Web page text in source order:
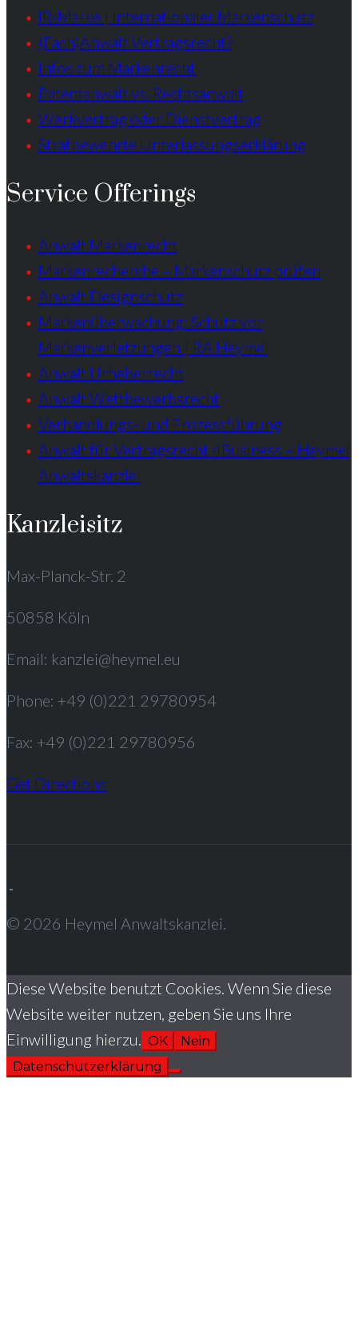
IR-Marke | Internationaler Markenschutz
(Fach)Anwalt Vertragsrecht?
Infos zum Markenrecht
Patentanwalt vs. Rechtsanwalt
Werkvertrag oder Dienstvertrag
Strafbewehrte Unterlassungserklärung
Service Offerings
Anwalt Markenrecht
Markenrecherche – Markenschutz prüfen
Anwalt Designschutz
Markenüberwachung: Schutz vor
Markenverletzungen | RA Heymel
Anwalt Urheberrecht
Anwalt Wettbewerbsrecht
Verhandlungs- und Prozessführung
Anwalt für Vertragsrecht 4Business – Heymel
Anwaltskanzlei
Kanzleisitz
Max-Planck-Str. 2
50858 Köln
Email: kanzlei@heymel.eu
Phone: +49 (0)221 29780954
Fax: +49 (0)221 29780956
Get Directions
© 2026 Heymel Anwaltskanzlei.
Diese Website benutzt Cookies. Wenn Sie diese
Website weiter nutzen, geben Sie uns Ihre
Einwilligung hierzu. OK
Nein
Datenschutzerklärung